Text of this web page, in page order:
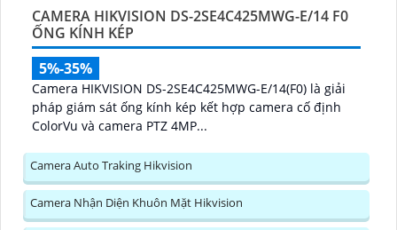
CAMERA HIKVISION DS-2SE4C425MWG-E/14 F0
ỐNG KÍNH KÉP
5%-35%
Camera HIKVISION DS-2SE4C425MWG-E/14(F0) là giải
pháp giám sát ống kính kép kết hợp camera cố định
ColorVu và camera PTZ 4MP...
Camera Auto Traking Hikvision
Camera Nhận Diện Khuôn Mặt Hikvision